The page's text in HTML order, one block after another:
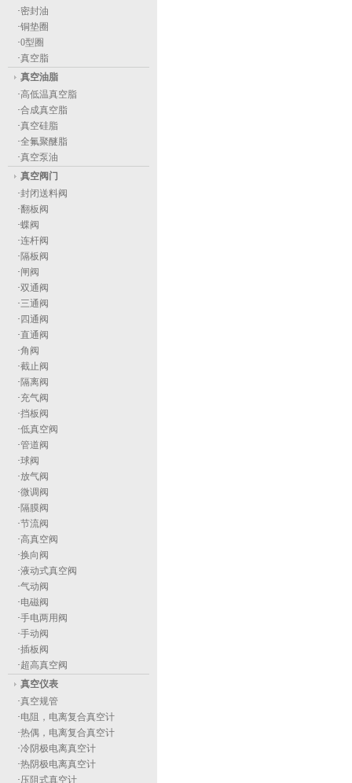
·密封油
·铜垫圈
·0型圈
·真空脂
真空油脂
·高低温真空脂
·合成真空脂
·真空硅脂
·全氟聚醚脂
·真空泵油
真空阀门
·封闭送料阀
·翻板阀
·蝶阀
·连杆阀
· 隔板阀
·闸阀
·双通阀
·三通阀
· 四通阀
·直通阀
·角阀
·截止阀
· 隔离阀
·充气阀
·挡板阀
·低真空阀
·管道阀
·球阀
·放气阀
·微调阀
· 隔膜阀
·节流阀
·高真空阀
·换向阀
·液动式真空阀
·气动阀
·电磁阀
·手电两用阀
·手动阀
·插板阀
·超高真空阀
真空仪表
·真空规管
·电阻，电离复合真空计
·热偶，电离复合真空计
·冷阴极电离真空计
·热阴极电离真空计
·压阻式真空计